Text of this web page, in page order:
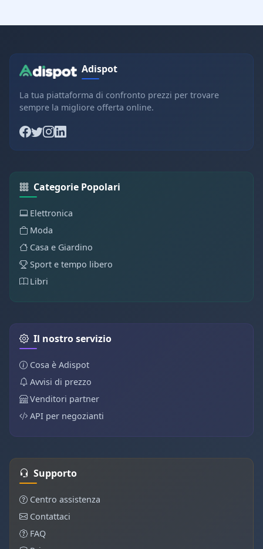
Adispot
La tua piattaforma di confronto prezzi per trovare
sempre la migliore offerta online.
Categorie Popolari
Elettronica
Moda
Casa e Giardino
Sport e tempo libero
Libri
Il nostro servizio
Cosa è Adispot
Avvisi di prezzo
Venditori partner
API per negozianti
Supporto
Centro assistenza
Contattaci
FAQ